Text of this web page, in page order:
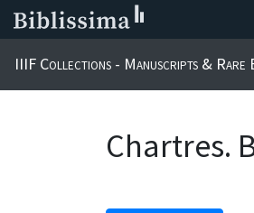
IIIF Collections - Manuscripts & Rare
Chartres.